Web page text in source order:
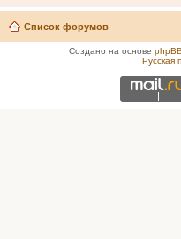
Список форумов
Создано на основе phpBB
Русская